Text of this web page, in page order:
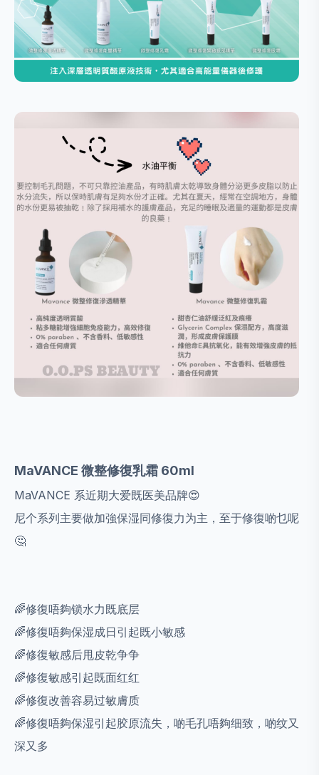
MaVANCE 微整修復乳霜 60ml
MaVANCE 系近期大爱既医美品牌😍
尼个系列主要做加強保湿同修復力为主，至于修復啲乜呢
🤔
🌈修復唔夠锁水力既底层
🌈修復唔夠保湿成日引起既小敏感
🌈修復敏感后甩皮乾争争
🌈修復敏感引起既面红红
🌈修復改善容易过敏膚质
🌈修復唔夠保湿引起胶原流失，啲毛孔唔夠细致，啲纹又
深又多